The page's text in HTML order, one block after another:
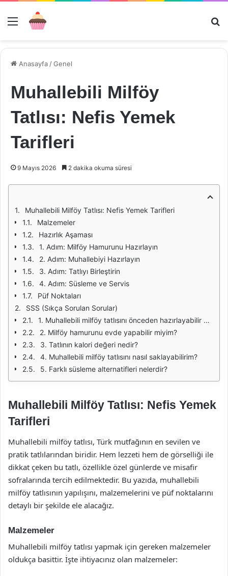
Menü
Anasayfa /Genel
Muhallebili Milföy
Tatlısı: Nefis Yemek
Tarifleri
9 Mayıs 2026 2 dakika okuma süresi
Muhallebili Milföy Tatlısı: Nefis Yemek Tarifleri
Malzemeler
Hazırlık Aşaması
1. Adım: Milföy Hamurunu Hazırlayın
2. Adım: Muhallebiyi Hazırlayın
3. Adım: Tatlıyı Birleştirin
4. Adım: Süsleme ve Servis
Püf Noktaları
SSS (Sıkça Sorulan Sorular)
1. Muhallebili milföy tatlısını önceden hazırlayabilir miyim?
2. Milföy hamurunu evde yapabilir miyim?
3. Tatlının kalori değeri nedir?
4. Muhallebili milföy tatlısını nasıl saklayabilirim?
5. Farklı süsleme alternatifleri nelerdir?
Muhallebili Milföy Tatlısı: Nefis Yemek
Tarifleri
Muhallebili milföy tatlısı, Türk mutfağının en sevilen ve
pratik tatlılarından biridir. Hem lezzeti hem de görselliği ile
dikkat çeken bu tatlı, özellikle özel günlerde ve misafir
sofralarında tercih edilmektedir. Bu yazıda, muhallebili
milföy tatlısının yapılışını, malzemelerini ve püf noktalarını
detaylı bir şekilde ele alacağız.
Malzemeler
Muhallebili milföy tatlısı yapmak için gereken malzemeler
oldukça basittir. İşte ihtiyacınız olan malzemeler: